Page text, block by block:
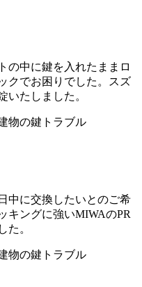
の中に鍵を入れたままロ
クでお困りでした。スズ
いたしました。
中に交換したいとのご希
キングに強いMIWAのPR
た。